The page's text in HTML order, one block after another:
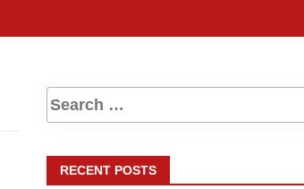
RECENT POSTS